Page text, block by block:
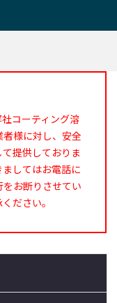
コーティング溶
様に対し、安全
提供しておりま
してはお電話に
お断りさせてい
ださい。